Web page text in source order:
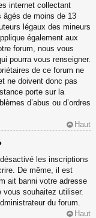
internet collectant
âgés de moins de 13
légaux des mineurs
également aux
forum, nous vous
pourra vous renseigner.
de ce forum ne
ne doivent donc pas
porte sur la
d’abus ou d’ordres
Haut
les inscriptions
De même, il est
ait banni votre adresse
vous souhaitez utiliser.
du forum.
Haut